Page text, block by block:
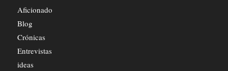
Aficionado
Blog
Crónicas
Entrevistas
ideas